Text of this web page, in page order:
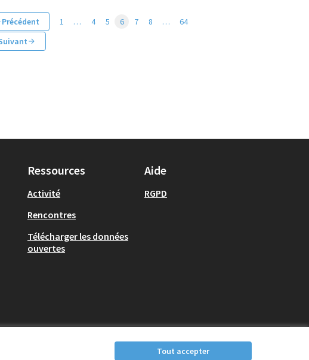
Tout accepter
Précédent 1 … 4 5 6 7 8 …
64
Ressources
Activité
Rencontres
Télécharger les données
ouvertes
Aide
RGPD